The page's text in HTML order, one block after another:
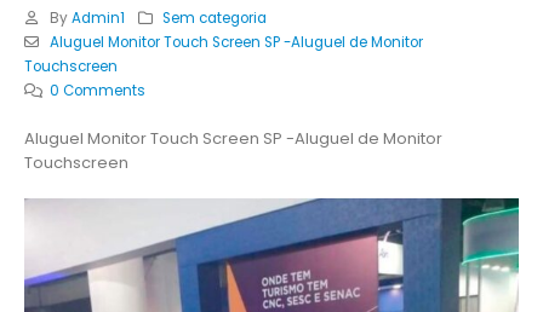
By Admin1
Sem categoria
Aluguel Monitor Touch Screen SP -Aluguel de Monitor
Touchscreen
0 Comments
Aluguel Monitor Touch Screen SP -Aluguel de Monitor
Touchscreen